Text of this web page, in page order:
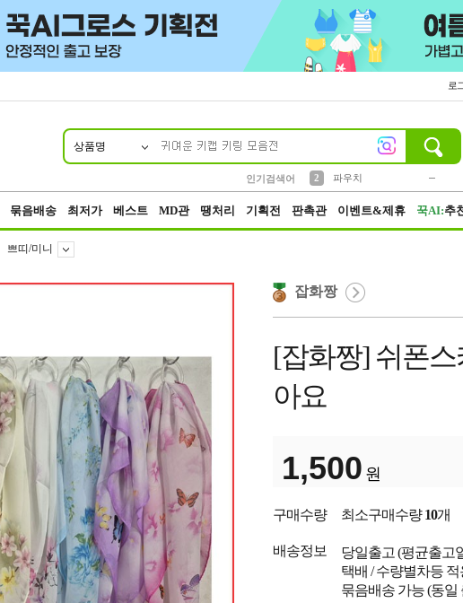
로
상품명
인기검색어
2
파우치
3
모자
묶음배송 최저가 베스트 MD관 땡처리 기획전 판촉관 이벤트&제휴 꾹AI:추
쁘띠/미니
잡화짱
[잡화짱] 쉬폰
아요
1,500 원
구매수량 최소구매수량10개
배송정보 당일출고 (평균출고
택배 / 수량별차등
묶음배송 가능 (동일